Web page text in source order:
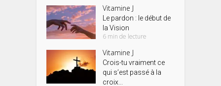
Vitamine J
Le pardon : le début de
la Vision
6 min de lecture
Vitamine J
Crois-tu vraiment ce
qui s’est passé à la
croix...